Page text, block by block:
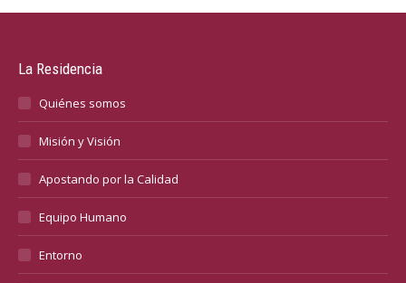
La Residencia
Quiénes somos
Misión y Visión
Apostando por la Calidad
Equipo Humano
Entorno